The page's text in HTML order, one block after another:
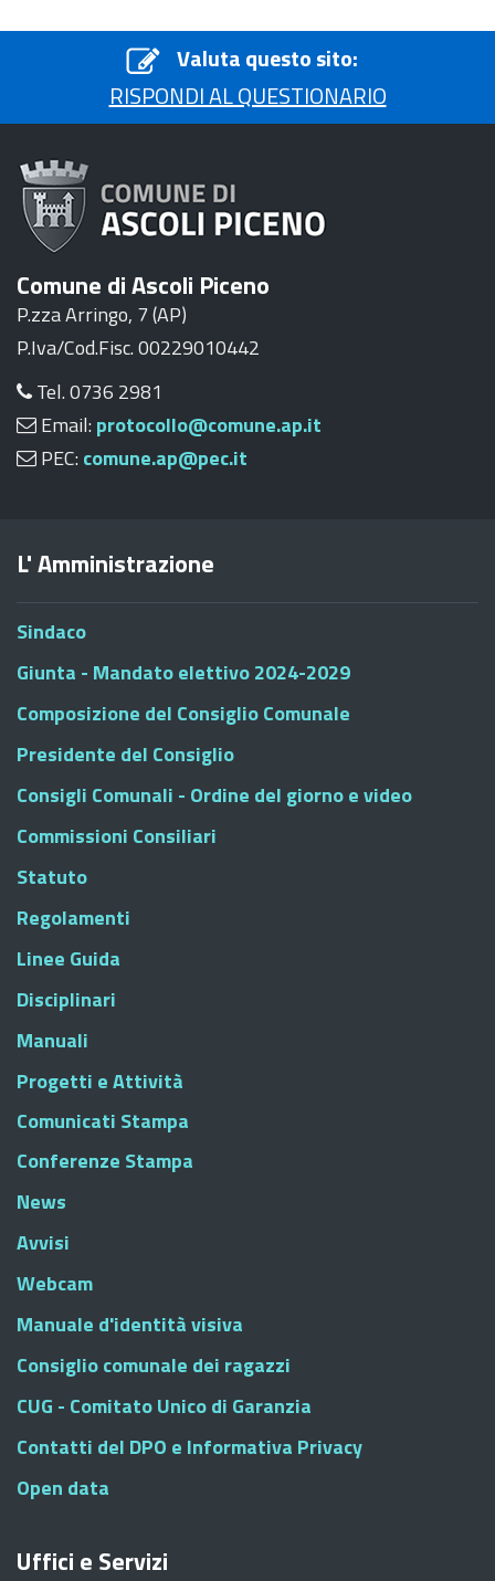
Valuta questo sito:
RISPONDI AL QUESTIONARIO
Comune di Ascoli Piceno
P.zza Arringo, 7 (AP)
P.Iva/Cod.Fisc. 00229010442
Tel. 0736 2981
Email: protocollo@comune.ap.it
PEC: comune.ap@pec.it
L' Amministrazione
Sindaco
Giunta - Mandato elettivo 2024-2029
Composizione del Consiglio Comunale
Presidente del Consiglio
Consigli Comunali - Ordine del giorno e video
Commissioni Consiliari
Statuto
Regolamenti
Linee Guida
Disciplinari
Manuali
Progetti e Attività
Comunicati Stampa
Conferenze Stampa
News
Avvisi
Webcam
Manuale d'identità visiva
Consiglio comunale dei ragazzi
CUG - Comitato Unico di Garanzia
Contatti del DPO e Informativa Privacy
Open data
Uffici e Servizi